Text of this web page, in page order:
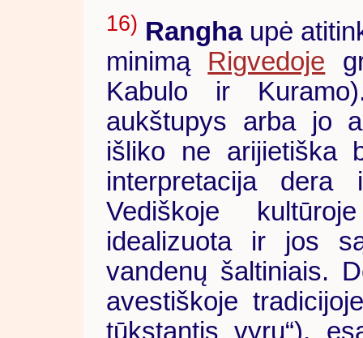
16) Ranghaupė
minimą Rigvedoje
Kabulo ir
aukštupys arba jo
išliko ne arijietiška
interpretacija dera
Vediškoje
idealizuota ir jos
vandenų šaltiniais.
avestiškoje
tūkstantis vyrų“),